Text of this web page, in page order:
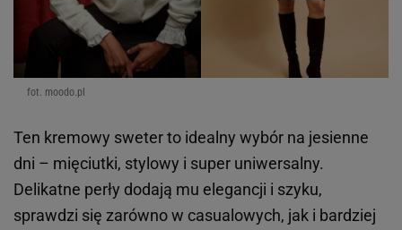
fot. moodo.pl
Ten kremowy sweter to idealny wybór na jesienne
dni – mięciutki, stylowy i super uniwersalny.
Delikatne perły dodają mu elegancji i szyku,
sprawdzi się zarówno w casualowych, jak i bardziej